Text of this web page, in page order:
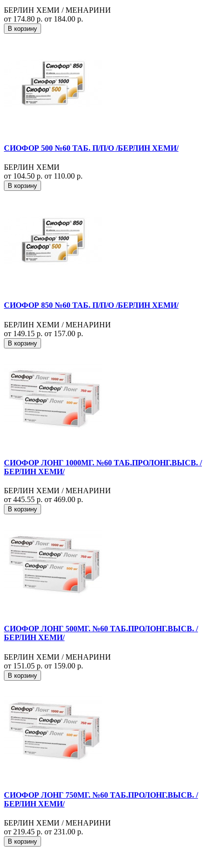
БЕРЛИН ХЕМИ / МЕНАРИНИ
от 174.80 р. от 184.00 р.
В корзину
СИОФОР 500 №60 ТАБ. П/П/О /БЕРЛИН ХЕМИ/
БЕРЛИН ХЕМИ
от 104.50 р. от 110.00 р.
В корзину
СИОФОР 850 №60 ТАБ. П/П/О /БЕРЛИН ХЕМИ/
БЕРЛИН ХЕМИ / МЕНАРИНИ
от 149.15 р. от 157.00 р.
В корзину
СИОФОР ЛОНГ 1000МГ. №60 ТАБ.ПРОЛОНГ.ВЫСВ. /
БЕРЛИН ХЕМИ/
БЕРЛИН ХЕМИ / МЕНАРИНИ
от 445.55 р. от 469.00 р.
В корзину
СИОФОР ЛОНГ 500МГ. №60 ТАБ.ПРОЛОНГ.ВЫСВ. /
БЕРЛИН ХЕМИ/
БЕРЛИН ХЕМИ / МЕНАРИНИ
от 151.05 р. от 159.00 р.
В корзину
СИОФОР ЛОНГ 750МГ. №60 ТАБ.ПРОЛОНГ.ВЫСВ. /
БЕРЛИН ХЕМИ/
БЕРЛИН ХЕМИ / МЕНАРИНИ
от 219.45 р. от 231.00 р.
В корзину